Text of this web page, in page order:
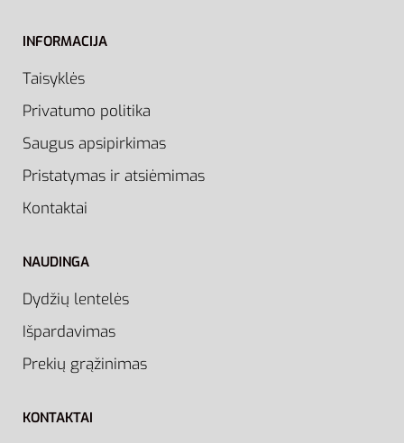
INFORMACIJA
Taisyklės
Privatumo politika
Saugus apsipirkimas
Pristatymas ir atsiėmimas
Kontaktai
NAUDINGA
Dydžių lentelės
Išpardavimas
Prekių grąžinimas
KONTAKTAI